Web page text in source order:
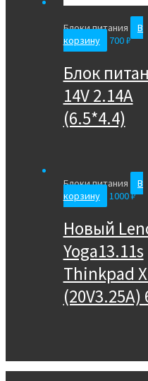
Блоки питания
В
корзину
700₽
Блок
14V 2.14A
(6.5*4.4)
Блоки питания
В
корзину
1000₽
Новый
Yoga13.11s
Thinkpad
(20V3.25A)